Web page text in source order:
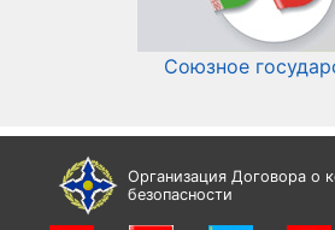
Союзное
Организация Договора о
безопасности